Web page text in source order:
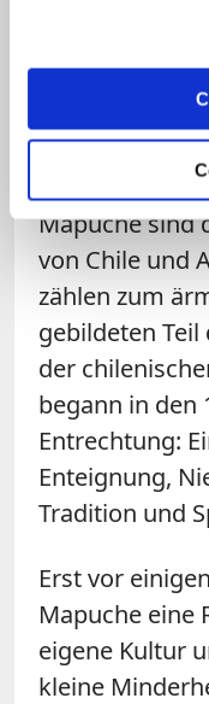
wenigen
Unrecht
in der
sei, und zu
Mapuche sind
von Chile und
zählen zum
gebildeten
der
begann in den
Entrechtung:
Enteignung,
Tradition und
Erst vor
Mapuche eine
eigene Kultur
kleine